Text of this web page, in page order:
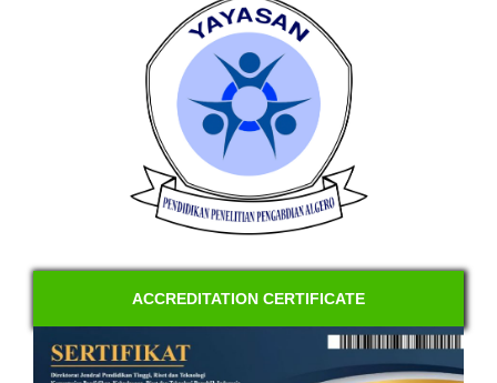
ACCREDITATION CERTIFICATE